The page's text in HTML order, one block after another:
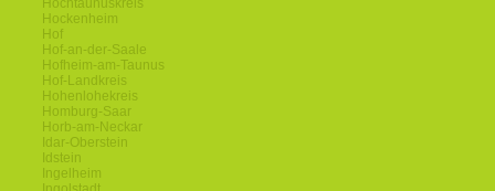
Hochtaunuskreis
Hockenheim
Hof
Hof-an-der-Saale
Hofheim-am-Taunus
Hof-Landkreis
Hohenlohekreis
Homburg-Saar
Horb-am-Neckar
Idar-Oberstein
Idstein
Ingelheim